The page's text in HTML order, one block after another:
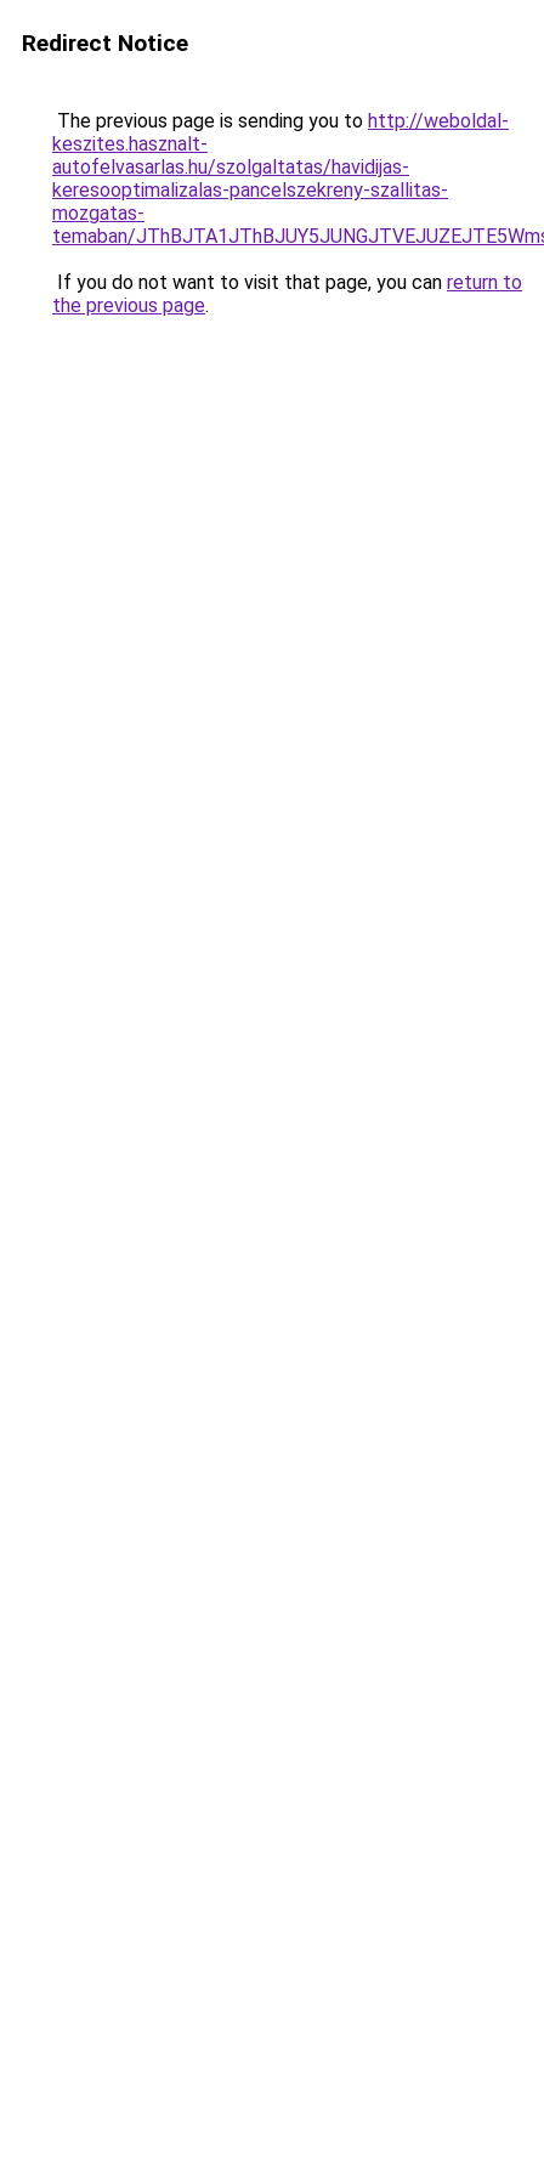
Redirect Notice
The previous page is sending you to http://weboldal-
keszites.hasznalt-
autofelvasarlas.hu/szolgaltatas/havidijas-
keresooptimalizalas-pancelszekreny-szallitas-
mozgatas-
temaban/
If you do not want to visit that page, you can return to
the previous page.